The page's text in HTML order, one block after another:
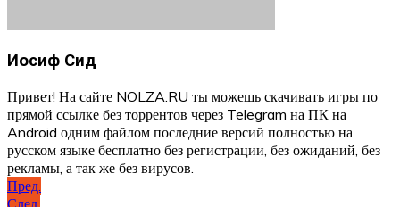
Иосиф Сид
Привет! На сайте NOLZA.RU ты можешь скачивать игры по
прямой ссылке без торрентов через Telegram на ПК на
Android одним файлом последние версий полностью на
русском языке бесплатно без регистрации, без ожиданий, без
рекламы, а так же без вирусов.
Навигация
Пред.
След.